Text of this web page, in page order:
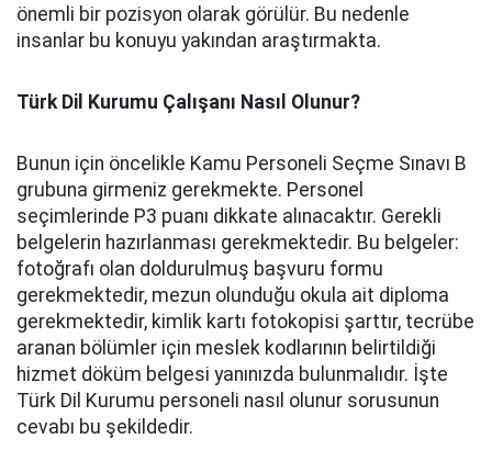
önemli bir pozisyon olarak görülür. Bu nedenle
insanlar bu konuyu yakından araştırmakta.
Türk Dil Kurumu Çalışanı Nasıl Olunur?
Bunun için öncelikle Kamu Personeli Seçme Sınavı B
grubuna girmeniz gerekmekte. Personel
seçimlerinde P3 puanı dikkate alınacaktır. Gerekli
belgelerin hazırlanması gerekmektedir. Bu belgeler:
fotoğrafı olan doldurulmuş başvuru formu
gerekmektedir, mezun olunduğu okula ait diploma
gerekmektedir, kimlik kartı fotokopisi şarttır, tecrübe
aranan bölümler için meslek kodlarının belirtildiği
hizmet döküm belgesi yanınızda bulunmalıdır. İşte
Türk Dil Kurumu personeli nasıl olunur sorusunun
cevabı bu şekildedir.